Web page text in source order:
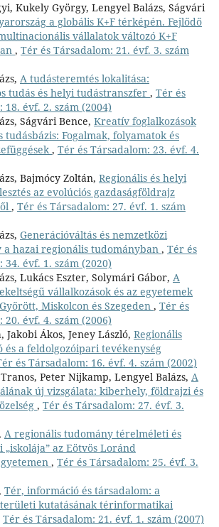
Kukely György, Lengyel Balázs, Ságvári
a globális K+F térképén. Fejlődő
vállalatok változó K+F
, Tér és Társadalom: 21. évf. 3. szám
A tudásteremtés lokalitása:
tudás és helyi tudástranszfer , Tér és
18. évf. 2. szám (2004)
Ságvári Bence, Kreatív foglalkozások
tudásbázis: Fogalmak, folyamatok és
, Tér és Társadalom: 23. évf. 4.
Bajmócy Zoltán, Regionális és helyi
az evolúciós gazdaságföldrajz
, Tér és Társadalom: 27. évf. 1. szám
Generációváltás és nemzetközi
a hazai regionális tudományban , Tér és
34. évf. 1. szám (2020)
Lukács Eszter, Solymári Gábor, A
vállalkozások és az egyetemek
Miskolcon és Szegeden , Tér és
20. évf. 4. szám (2006)
Jakobi Ákos, Jeney László, Regionális
és a feldolgozóipari tevékenység
és Társadalom: 16. évf. 4. szám (2002)
Peter Nijkamp, Lengyel Balázs, A
új vizsgálata: kiberhely, földrajzi és
, Tér és Társadalom: 27. évf. 3.
A regionális tudomány térelméleti és
„iskolája” az Eötvös Loránd
, Tér és Társadalom: 25. évf. 3.
Tér, információ és társadalom: a
kutatásának térinformatikai
Tér és Társadalom: 21. évf. 1. szám (2007)